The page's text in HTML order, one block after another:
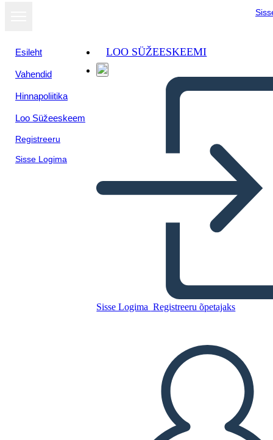
Esileht
Vahendid
Hinnapoliitika
Loo Süžeeskeem
Registreeru
Sisse Logima
LOO SÜŽEESKEEMI
Sisse Logima Registreeru õpetajaks
Antica Grecia GRAPES
Grafico
Kopeerige see süžeeskeemid
LUUA STORYBOARD
ESITA SLAIDIESITLUST
LOE MULLE